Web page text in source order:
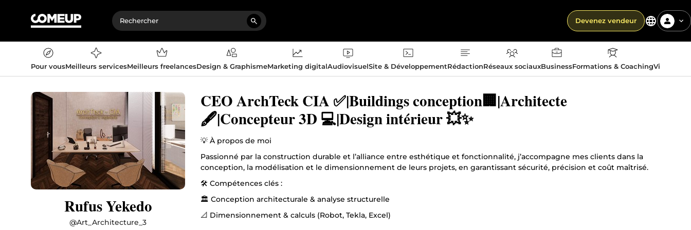
Devenez vendeur
Pour vousMeilleurs servicesMeilleurs freelancesDesign & GraphismeMarketing digitalAudiovisuelSite & DéveloppementRédactionRéseaux sociauxBusinessFormations & CoachingVie
Rufus Yekedo
@Art_Architecture_3
CEO ArchTeck CIA ✅️|Buildings conception🏢|Architecte
🖋|Concepteur 3D 💻|Design intérieur 💥✨️
💡 À propos de moi
Passionné par la construction durable et l’alliance entre esthétique et fonctionnalité, j’accompagne mes clients dans la
conception, la modélisation et le dimensionnement de leurs projets, en garantissant sécurité, précision et coût maîtrisé.
🛠️ Compétences clés :
🏛️ Conception architecturale & analyse structurelle
📐 Dimensionnement & calculs (Robot, Tekla, Excel)